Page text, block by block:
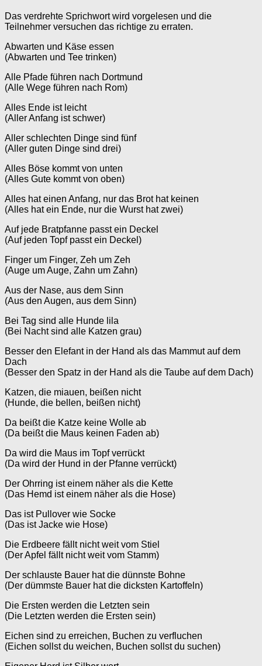
Das verdrehte Sprichwort wird vorgelesen und die
Teilnehmer versuchen das richtige zu erraten.
Abwarten und Käse essen
(Abwarten und Tee trinken)
Alle Pfade führen nach Dortmund
(Alle Wege führen nach Rom)
Alles Ende ist leicht
(Aller Anfang ist schwer)
Aller schlechten Dinge sind fünf
(Aller guten Dinge sind drei)
Alles Böse kommt von unten
(Alles Gute kommt von oben)
Alles hat einen Anfang, nur das Brot hat keinen
(Alles hat ein Ende, nur die Wurst hat zwei)
Auf jede Bratpfanne passt ein Deckel
(Auf jeden Topf passt ein Deckel)
Finger um Finger, Zeh um Zeh
(Auge um Auge, Zahn um Zahn)
Aus der Nase, aus dem Sinn
(Aus den Augen, aus dem Sinn)
Bei Tag sind alle Hunde lila
(Bei Nacht sind alle Katzen grau)
Besser den Elefant in der Hand als das Mammut auf dem
Dach
(Besser den Spatz in der Hand als die Taube auf dem Dach)
Katzen, die miauen, beißen nicht
(Hunde, die bellen, beißen nicht)
Da beißt die Katze keine Wolle ab
(Da beißt die Maus keinen Faden ab)
Da wird die Maus im Topf verrückt
(Da wird der Hund in der Pfanne verrückt)
Der Ohrring ist einem näher als die Kette
(Das Hemd ist einem näher als die Hose)
Das ist Pullover wie Socke
(Das ist Jacke wie Hose)
Die Erdbeere fällt nicht weit vom Stiel
(Der Apfel fällt nicht weit vom Stamm)
Der schlauste Bauer hat die dünnste Bohne
(Der dümmste Bauer hat die dicksten Kartoffeln)
Die Ersten werden die Letzten sein
(Die Letzten werden die Ersten sein)
Eichen sind zu erreichen, Buchen zu verfluchen
(Eichen sollst du weichen, Buchen sollst du suchen)